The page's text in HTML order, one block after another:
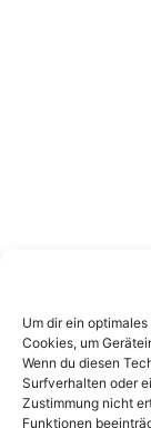
Um dir ein
Cookies, um
Wenn du diesen
Surfverhalten oder
Zustimmung nicht
Funktionen